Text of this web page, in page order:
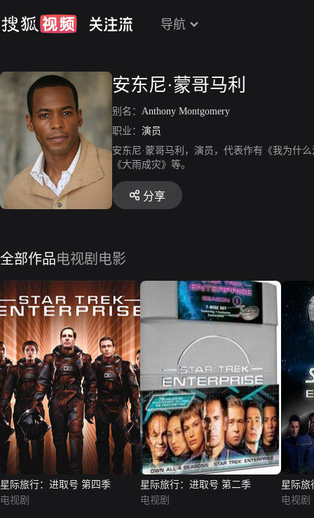
导航
安东尼·蒙哥马利
别名： Anthony Montgomery
职业： 演员
安东尼·蒙哥马利，演员，代表作有《我为什
《大雨成灾》等。
分享
全部作品电视剧 电影
星际旅行：进取号 第四季
电视剧
星际旅行：进取号 第二季
电视剧
星际旅
电视剧